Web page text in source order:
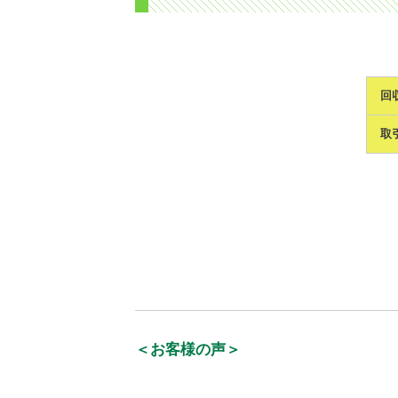
回
取
＜お客様の声＞